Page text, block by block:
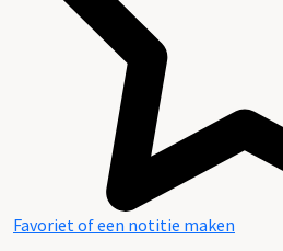
Favoriet of een notitie maken